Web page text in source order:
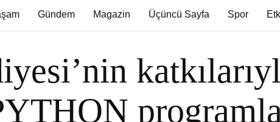
Gündem Magazin Üçüncü Sayfa Spor